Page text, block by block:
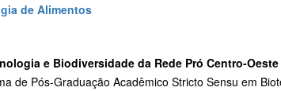
de Alimentos
e Biodiversidade da Rede Pró Centro-Oeste
de Pós-Graduação Acadêmico Stricto Sensu em